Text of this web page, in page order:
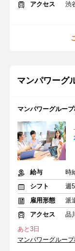
アクセス
渋
マンパワーグ
マンパワーグルー
給与
時
シフト
週
雇用形態
派
アクセス
品
あと3日
マンパワーグルー